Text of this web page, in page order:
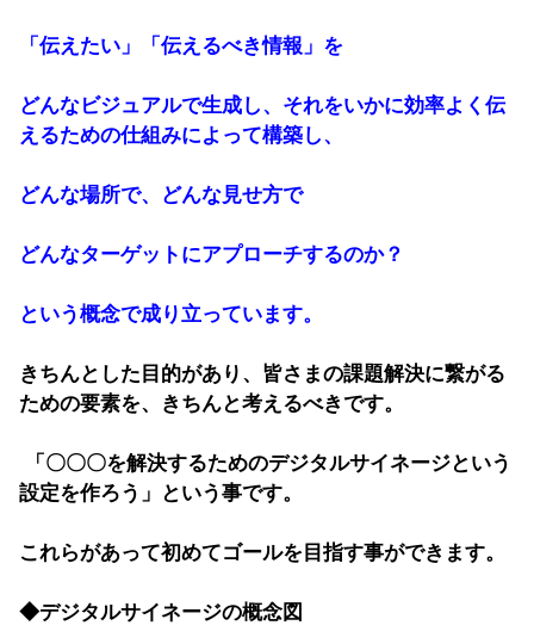
「伝えたい」「伝えるべき情報」を
どんなビジュアルで生成し、それをいかに効率よく伝
えるための仕組みによって構築し、
どんな場所で、どんな見せ方で
どんなターゲットにアプローチするのか？
という概念で成り立っています。
きちんとした目的があり、皆さまの課題解決に繋がる
ための要素を、きちんと考えるべきです。
「〇〇〇を解決するためのデジタルサイネージという
設定を作ろう」という事です。
これらがあって初めてゴールを目指す事ができます。
◆デジタルサイネージの概念図